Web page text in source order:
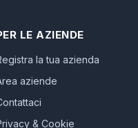
LE AZIENDE
la tua azienda
aziende
& Cookie